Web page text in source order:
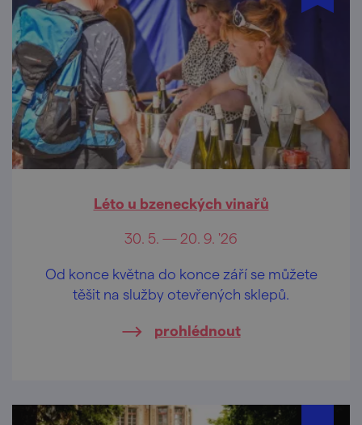
Léto u bzeneckých vinařů
30. 5. — 20. 9. '26
Od konce května do konce září se můžete
těšit na služby otevřených sklepů.
prohlédnout